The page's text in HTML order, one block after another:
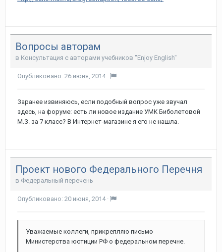
Вопросы авторам
в Консультация с авторами учебников "Enjoy English"
Опубликовано: 26 июня, 2014·
Заранее извиняюсь, если подобный вопрос уже звучал
здесь, на форуме: есть ли новое издание УМК Биболетовой
М.З. за 7 класс? В Интернет-магазине я его не нашла.
Проект нового Федерального Перечня
в Федеральный перечень
Опубликовано: 20 июня, 2014·
Уважаемые коллеги, прикрепляю письмо
Министерства юстиции РФ о федеральном перечне.